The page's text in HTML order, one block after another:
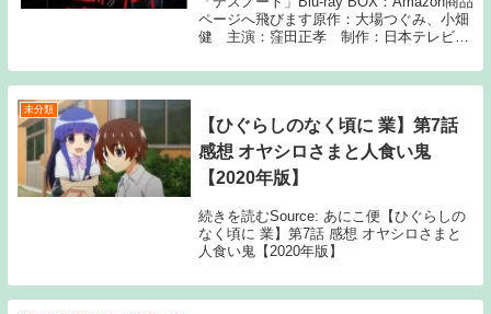
ページへ飛びます原作：大場つぐみ、小畑
健 主演：窪田正孝 制作：日本テレビ1:
名無しさん 邪神ちゃん 4: 名無しさん ドラ
ゴンボール...
未分類
【ひぐらしのなく頃に 業】第7話
感想 オヤシロさまと人食い鬼
【2020年版】
続きを読むSource: あにこ便【ひぐらしの
なく頃に 業】第7話 感想 オヤシロさまと
人食い鬼【2020年版】